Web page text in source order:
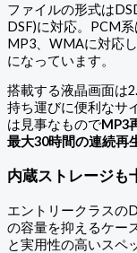
ファイルの形式は
DSF)に対応。PCM系
MP3、WMAに対応
になっています。
搭載する液晶画面は
持ち運びに便利なサ
は見事なものでMP3
最大30時間の連続再
内蔵ストレージも
エントリークラスの
の容量を抑えるケー
と実用性の高いスペ